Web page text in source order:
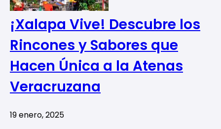
¡Xalapa Vive! Descubre los
Rincones y Sabores que
Hacen Única a la Atenas
Veracruzana
19 enero, 2025